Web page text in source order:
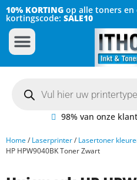
10% KORTING op alle toners en
kortingscode: SALE10
98% van onze
Home/ Laserprinter/ Lasertoner
HP HPW9040BK Toner Zwart